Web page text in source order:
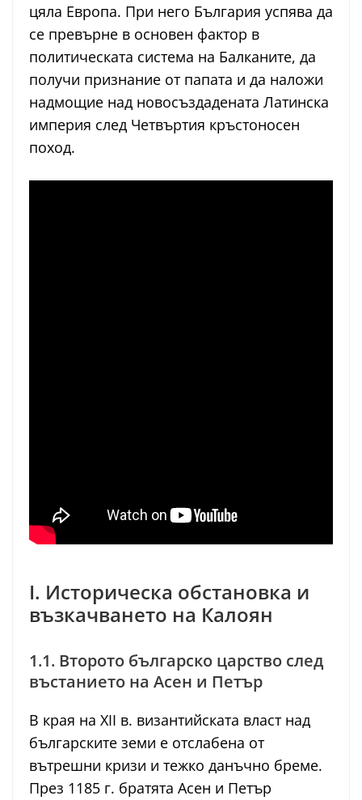
цяла Европа. При него България успява да
се превърне в основен фактор в
политическата система на Балканите, да
получи признание от папата и да наложи
надмощие над новосъздадената Латинска
империя след Четвъртия кръстоносен
поход.
I. Историческа обстановка и
възкачването на Калоян
1.1. Второто българско царство след
въстанието на Асен и Петър
В края на XII в. византийската власт над
българските земи е отслабена от
вътрешни кризи и тежко данъчно бреме.
През 1185 г. братята Асен и Петър